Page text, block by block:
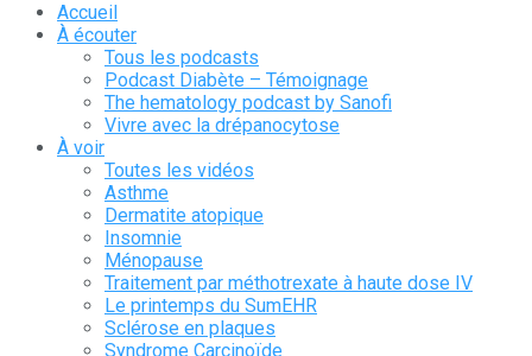
Accueil
À écouter
Tous les podcasts
Podcast Diabète – Témoignage
The hematology podcast by Sanofi
Vivre avec la drépanocytose
À voir
Toutes les vidéos
Asthme
Dermatite atopique
Insomnie
Ménopause
Traitement par méthotrexate à haute dose IV
Le printemps du SumEHR
Sclérose en plaques
Syndrome Carcinoïde